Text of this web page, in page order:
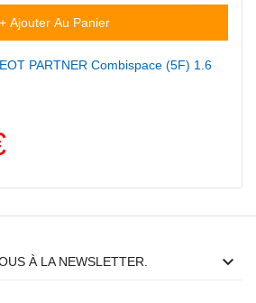
+ Ajouter Au Panier
PARTNER Combispace (5F) 1.6
À LA NEWSLETTER. 